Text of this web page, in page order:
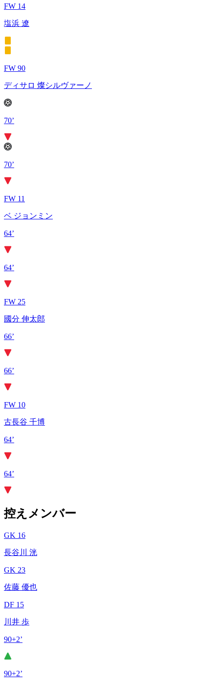
FW 14
塩浜 遼
FW 90
ディサロ 燦シルヴァーノ
70’
70’
FW 11
ベ ジョンミン
64’
64’
FW 25
國分 伸太郎
66’
66’
FW 10
古長谷 千博
64’
64’
控えメンバー
GK 16
長谷川 洸
GK 23
佐藤 優也
DF 15
川井 歩
90+2’
90+2’